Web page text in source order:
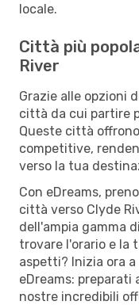
locale.
Città più
River
Grazie alle opzioni
città da cui partire
Queste città
competitive,
verso la tua
Con eDreams,
città verso Clyde
dell'ampia gamma
trovare l'orario e la
aspetti? Inizia ora
eDreams: preparati
nostre incredibili